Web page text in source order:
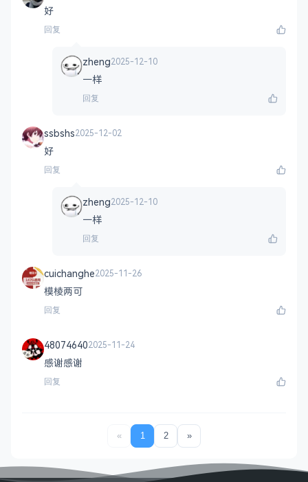
好
回复
zheng2025-12-10
一样
回复
ssbshs2025-12-02
好
回复
zheng2025-12-10
一样
回复
cuichanghe2025-11-26
模棱两可
回复
480746402025-11-24
感谢感谢
回复
« 1 2 »